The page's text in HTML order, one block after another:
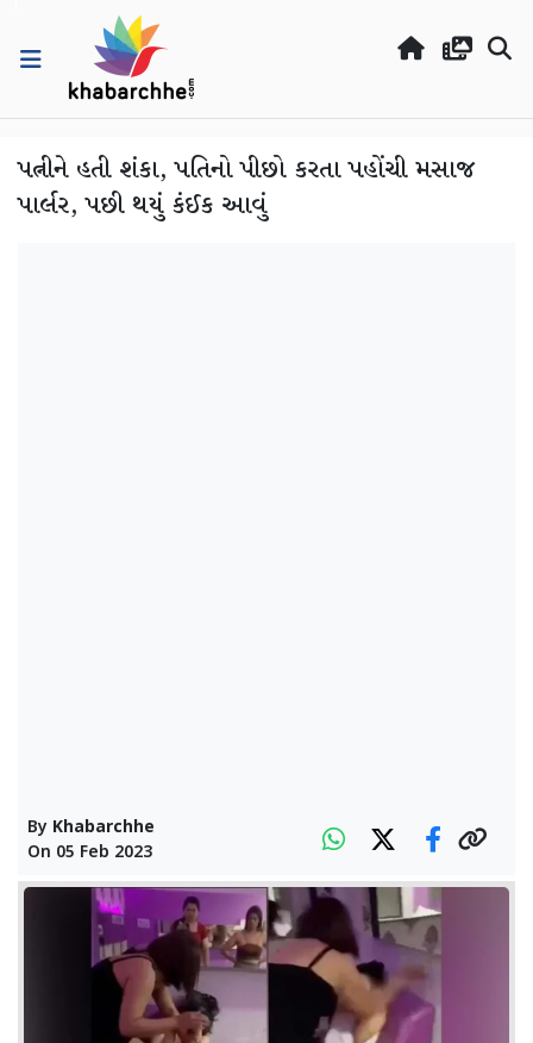
પત્નીને હતી શંકા, પતિનો પીછો કરતા પહોંચી મસાજ
પાર્લર, પછી થયું કંઈક આવું
By Khabarchhe
On 05 Feb 2023